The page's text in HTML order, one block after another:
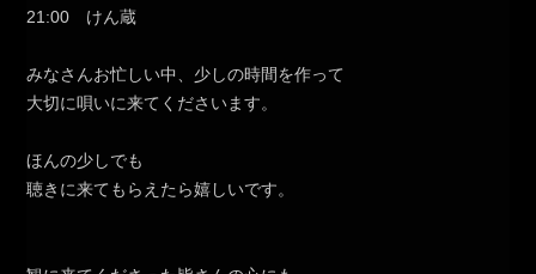
21:00 けん蔵
みなさんお忙しい中、少しの時間を作って
大切に唄いに来てくださいます。
ほんの少しでも
聴きに来てもらえたら嬉しいです。